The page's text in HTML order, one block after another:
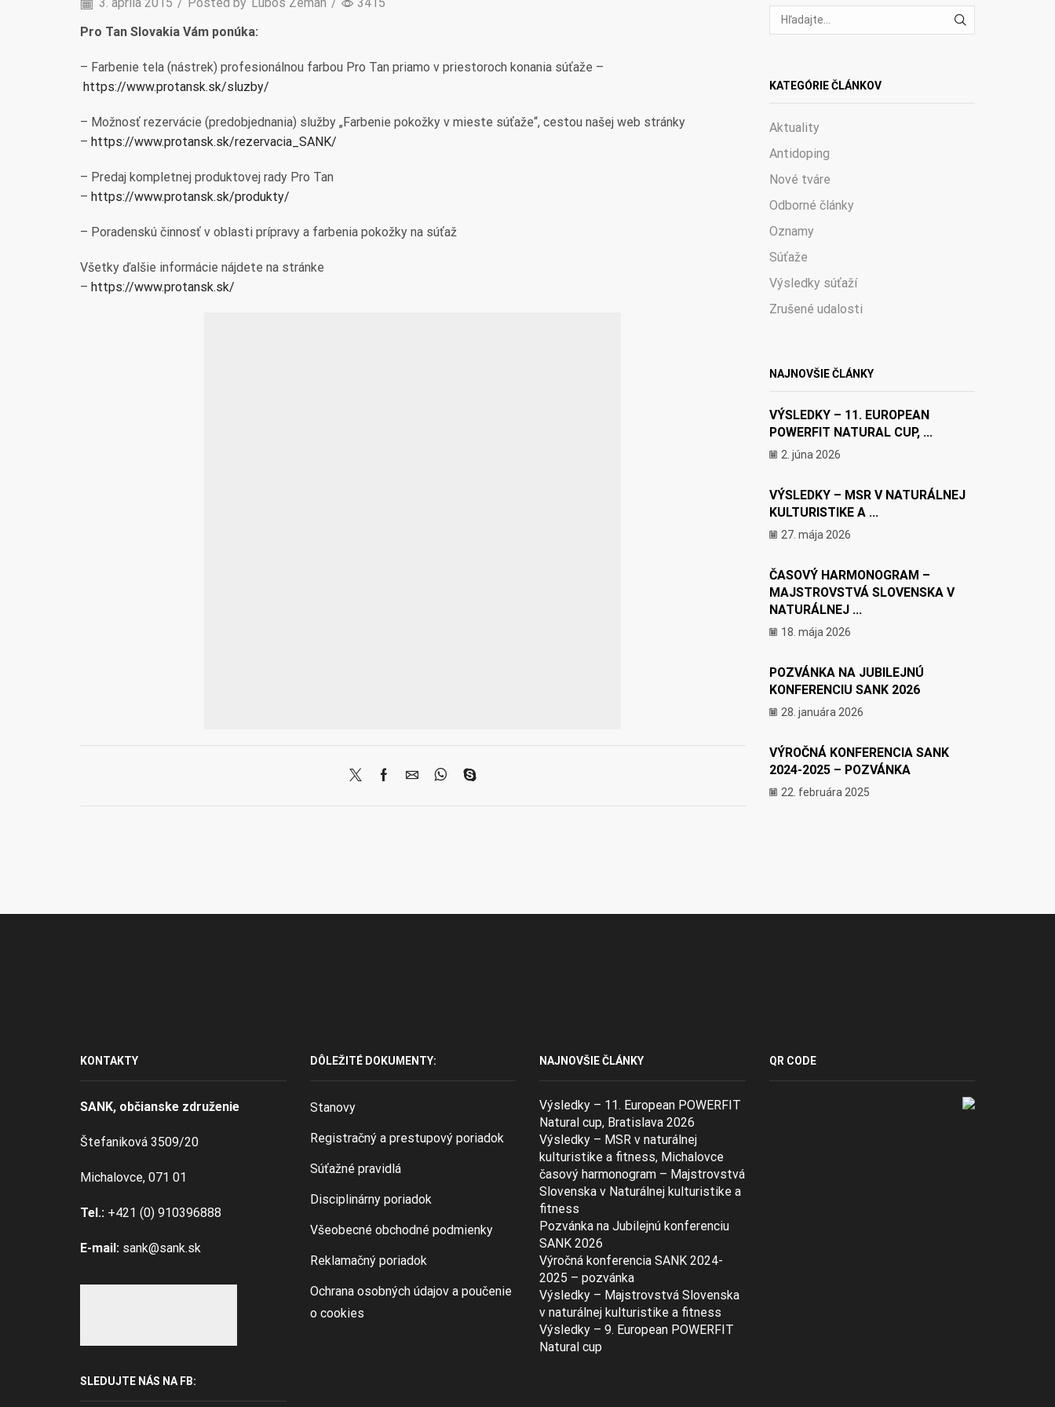
Pro Tan Slovakia Vám ponúka:
– Farbenie tela (nástrek) profesionálnou farbou Pro Tan priamo v priestoroch konania súťaže –
https://www.protansk.sk/sluzby/
– Možnosť rezervácie (predobjednania) služby „Farbenie pokožky v mieste súťaže“, cestou našej web stránky
– https://www.protansk.sk/rezervacia_SANK/
– Predaj kompletnej produktovej rady Pro Tan
– https://www.protansk.sk/produkty/
– Poradenskú činnosť v oblasti prípravy a farbenia pokožky na súťaž
Všetky ďalšie informácie nájdete na stránke
– https://www.protansk.sk/
VYHĽADÁVANIE
KATEGÓRIE ČLÁNKOV
Aktuality
Antidoping
Nové tváre
Odborné články
Oznamy
Súťaže
Výsledky súťaží
Zrušené udalosti
NAJNOVŠIE ČLÁNKY
VÝSLEDKY – 11. EUROPEAN
POWERFIT NATURAL CUP, ...
2. júna 2026
VÝSLEDKY – MSR V NATURÁLNEJ
KULTURISTIKE A ...
27. mája 2026
ČASOVÝ HARMONOGRAM –
MAJSTROVSTVÁ SLOVENSKA V
NATURÁLNEJ ...
18. mája 2026
POZVÁNKA NA JUBILEJNÚ
KONFERENCIU SANK 2026
28. januára 2026
VÝROČNÁ KONFERENCIA SANK
2024-2025 – POZVÁNKA
22. februára 2025
KONTAKTY
SANK, občianske združenie
Štefaniková 3509/20
Michalovce, 071 01
Tel.: +421 (0) 910396888
E-mail: sank@sank.sk
SLEDUJTE NÁS NA FB:
DÔLEŽITÉ DOKUMENTY:
Stanovy
Registračný a prestupový poriadok
Súťažné pravidlá
Disciplinárny poriadok
Všeobecné obchodné podmienky
Reklamačný poriadok
Ochrana osobných údajov a poučenie
o cookies
NAJNOVŠIE ČLÁNKY
Výsledky – 11. European POWERFIT
Natural cup, Bratislava 2026
Výsledky – MSR v naturálnej
kulturistike a fitness, Michalovce
časový harmonogram – Majstrovstvá
Slovenska v Naturálnej kulturistike a
fitness
Pozvánka na Jubilejnú konferenciu
SANK 2026
Výročná konferencia SANK 2024-
2025 – pozvánka
Výsledky – Majstrovstvá Slovenska
v naturálnej kulturistike a fitness
Výsledky – 9. European POWERFIT
Natural cup
QR CODE